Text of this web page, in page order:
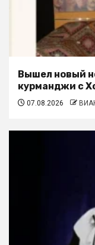
Вышел новый
курманджи с
07.08.2026